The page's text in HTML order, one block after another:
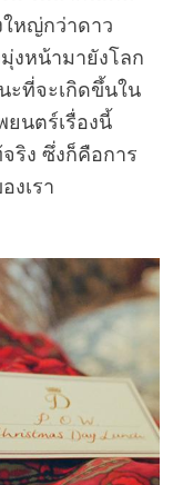
หญ่กว่าดาว
งหน้ามายังโลก
ะที่จะเกิดขึ้นใน
นตร์เรื่องนี้
ริง ซึ่งก็คือการ
งเรา